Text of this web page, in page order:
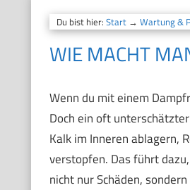
Du bist hier: Start→ Wartung &
WIE MACHT
Wenn du mit einem
Doch ein oft
Kalk im Inneren ablagern,
verstopfen. Das führt
nicht nur Schäden,